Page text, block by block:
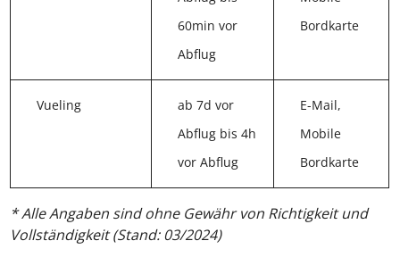
60min vor
Abflug
Bordkarte
Vueling
ab 7d vor
Abflug bis 4h
vor Abflug
E-Mail,
Mobile
Bordkarte
* Alle Angaben sind ohne Gewähr von Richtigkeit und
Vollständigkeit (Stand: 03/2024)